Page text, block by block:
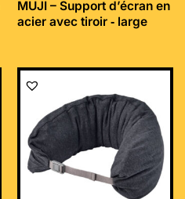
MUJI – Support d’écran en
acier avec tiroir ‐ large